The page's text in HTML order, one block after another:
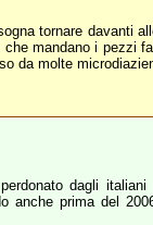
tornare davanti
mandano i pezzi
da molte
dagli
prima del